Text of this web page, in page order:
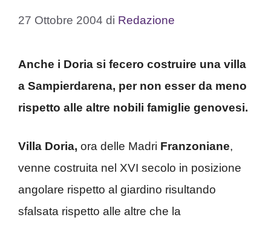
27 Ottobre 2004 di Redazione
Anche i Doria si fecero costruire una villa
a Sampierdarena, per non esser da meno
rispetto alle altre nobili famiglie genovesi.
Villa Doria, ora delle Madri Franzoniane,
venne costruita nel XVI secolo in posizione
angolare rispetto al giardino risultando
sfalsata rispetto alle altre che la